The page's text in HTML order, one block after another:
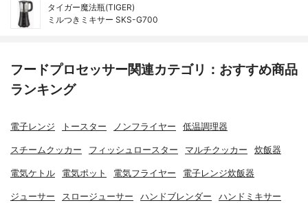
タイガー魔法瓶(TIGER)
ミルつきミキサー SKS-G700
フードプロセッサー関連カテゴリ：おすすめ商品
ランキング
電子レンジ トースター ノンフライヤー 低温調理器
スチームクッカー フィッシュロースター マルチクッカー 炊飯器
電気ケトル 電気ポット 電気フライヤー 電子レンジ炊飯器
ジューサー スロージューサー ハンドブレンダー ハンドミキサー